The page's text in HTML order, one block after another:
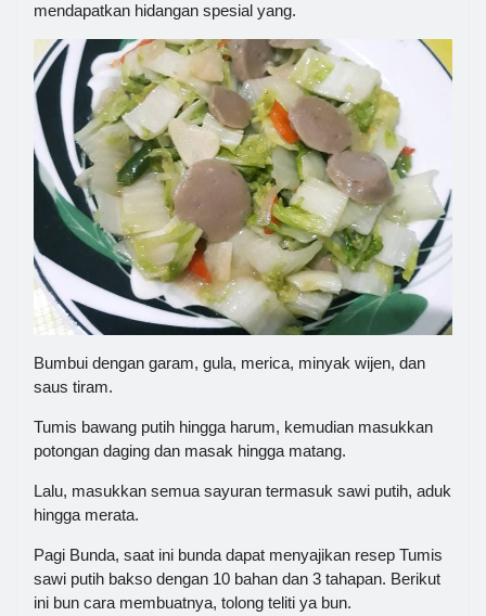
mendapatkan hidangan spesial yang.
Bumbui dengan garam, gula, merica, minyak wijen, dan
saus tiram.
Tumis bawang putih hingga harum, kemudian masukkan
potongan daging dan masak hingga matang.
Lalu, masukkan semua sayuran termasuk sawi putih, aduk
hingga merata.
Pagi Bunda, saat ini bunda dapat menyajikan resep Tumis
sawi putih bakso dengan 10 bahan dan 3 tahapan. Berikut
ini bun cara membuatnya, tolong teliti ya bun.